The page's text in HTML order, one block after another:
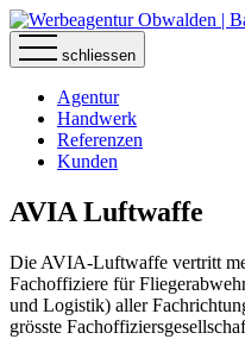
schliessen
Agentur
Handwerk
Referenzen
Kunden
AVIA Luftwaffe
Die AVIA-Luftwaffe vertritt
Fachoffiziere für
und Logistik) aller
grösste